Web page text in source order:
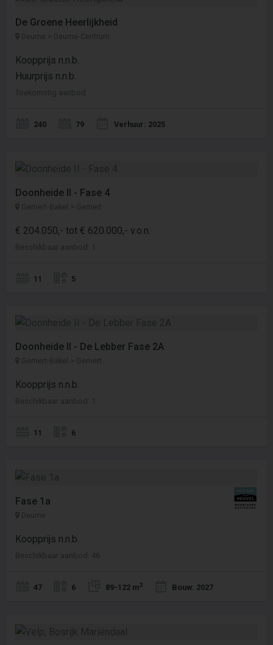
De Groene Heerlijkheid
Deurne > Deurne-Centrum
Koopprijs n.n.b.
Huurprijs n.n.b.
Toekomstig aanbod
240 79 Verhuur: 2025
Doonheide II - Fase 4
Gemert-Bakel > Gemert
€ 204.050,- tot € 620.000,- v.o.n.
Beschikbaar aanbod: 1
11 5
Doonheide II - De Lebber Fase 2A
Gemert-Bakel > Gemert
Koopprijs n.n.b.
Beschikbaar aanbod: 1
11 6
Fase 1a
Deurne
Koopprijs n.n.b.
Beschikbaar aanbod: 46
47 6 89-122 m2 Bouw: 2027